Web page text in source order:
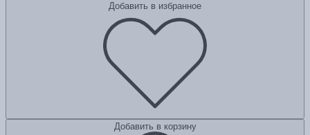
Добавить в избранное
Добавить в корзину